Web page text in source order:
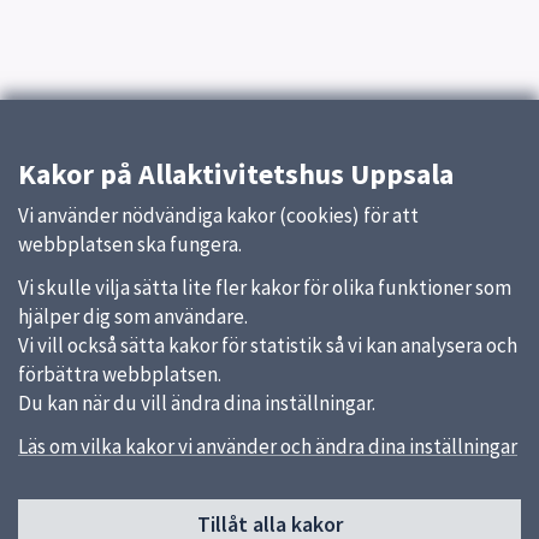
Kakor på Allaktivitetshus Uppsala
Vi använder nödvändiga kakor (cookies) för att
webbplatsen ska fungera.
Vi skulle vilja sätta lite fler kakor för olika funktioner som
hjälper dig som användare.
Vi vill också sätta kakor för statistik så vi kan analysera och
förbättra webbplatsen.
Du kan när du vill ändra dina inställningar.
Läs om vilka kakor vi använder och ändra dina inställningar
Tillåt alla kakor
Sidfot